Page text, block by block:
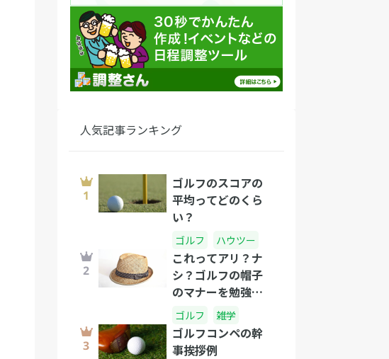
人気記事ランキング
ゴルフのスコアの
平均ってどのくら
い？
ゴルフ ハウツー
これってアリ？ナ
シ？ゴルフの帽子
のマナーを勉強し
よう
ゴルフ 雑学
ゴルフコンペの幹
事挨拶例